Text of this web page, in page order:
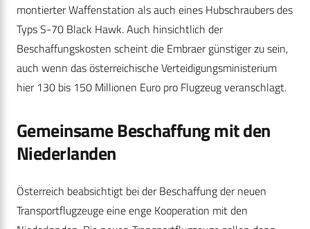
montierter Waffenstation als auch eines Hubschraubers des
Typs S-70 Black Hawk. Auch hinsichtlich der
Beschaffungskosten scheint die Embraer günstiger zu sein,
auch wenn das österreichische Verteidigungsministerium
hier 130 bis 150 Millionen Euro pro Flugzeug veranschlagt.
Gemeinsame Beschaffung mit den
Niederlanden
Österreich beabsichtigt bei der Beschaffung der neuen
Transportflugzeuge eine enge Kooperation mit den